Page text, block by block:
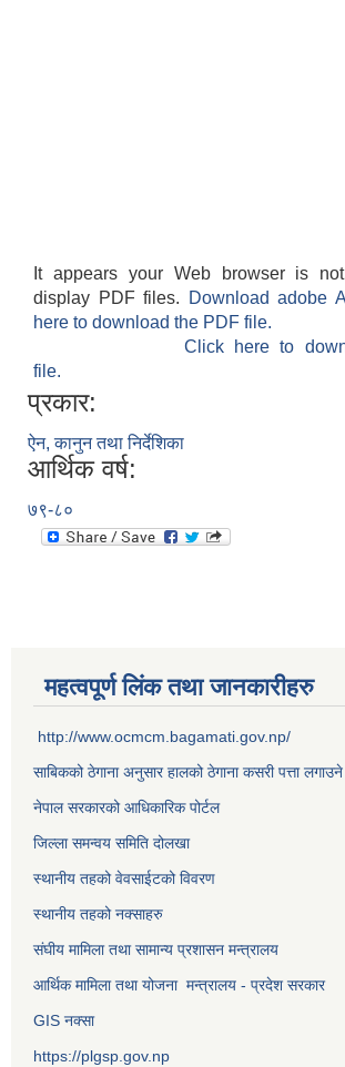
It appears your Web browser is
display PDF files.
Download adobe
here to download the PDF file.
Click here to
file.
प्रकार:
ऐन, कानुन तथा निर्देशिका
आर्थिक वर्ष:
७९-८०
महत्वपूर्ण लिंक तथा जानकारीहरु
http://www.ocmcm.bagamati.gov.np/
साबिकको ठेगाना अनुसार हालको ठेगाना कसरी पत्ता
नेपाल सरकारको आधिकारिक पोर्टल
जिल्ला समन्वय समिति दोलखा
स्थानीय तहको वेवसाईटको विवरण
स्थानीय तहको नक्साहरु
संघीय मामिला तथा सामान्य प्रशासन मन्त्रालय
आर्थिक मामिला तथा योजना मन्त्रालय - प्रदेश सरकार
GIS नक्सा
https://plgsp.gov.np